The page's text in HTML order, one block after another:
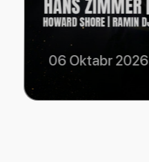
SOUNDTRACKS.LIVE
06 Oktabr 2026